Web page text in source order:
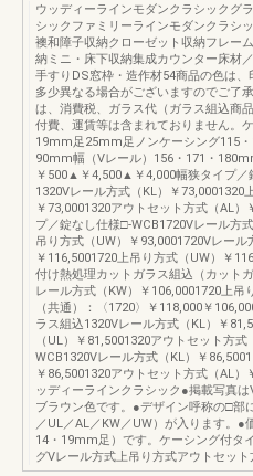
ウッディーラインモダンクラシックグ
シックファミリーラインモダンクラシ
襖和障子収納クローゼット収納フレー
納ミニ・床下収納集成カウンター床材
手すりDS窓枠・造作材54商品の色は、
多少異なる場合がございますのでご了
は、消費税、ガラス代（ガラス組込商
付費、運賃等は含まれておりません。
19mm足25mm足ノンケーシング115
90mm幅（Vレール）156・171・
￥500▲￥4,500▲￥4,000幅狭タイプ／
1320Vレール方式（KL）￥73,0001320
￥73,0001320アウトセット方式（AL）
プ／錠なし仕様□-WCB1720Vレール方
吊り方式（UW）￥93,0001720Vレール
￥116,5001720上吊り方式（UW）￥
付け熱処理カットガラス組込（カット
レール方式（KW）￥106,0001720上吊
（共通）：〈1720〉￥118,000￥
ラス組込1320Vレール方式（KL）￥
（UL）￥81,5001320アウトセット方
WCB1320Vレール方式（KL）￥
￥86,5001320アウトセット方式（AL）
ッディーラインクラシック●掲載写真
ブラウン色です。●デザイン呼称の□部
／UL／AL／KW／UW）が入ります。●
14・19mm足）です。ケーシング付タ
グVレール方式上吊り方式アウトセット